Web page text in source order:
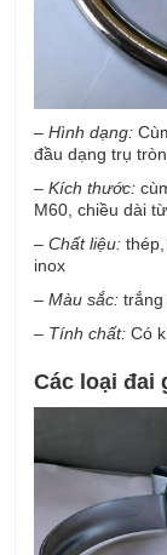
– Hình dạng:
đầu dạng trụ
– Kích thước:
M60, chiều dài
– Chất liệu:
inox
– Màu sắc: trắng
– Tính chất: Có
Các loại đai